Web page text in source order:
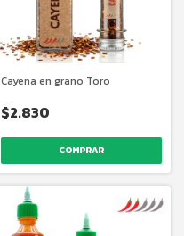
Cayena en grano Toro
$2.830
COMPRAR